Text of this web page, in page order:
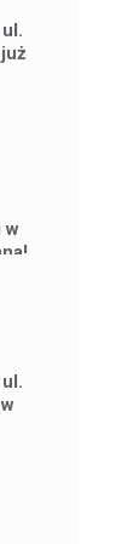
w